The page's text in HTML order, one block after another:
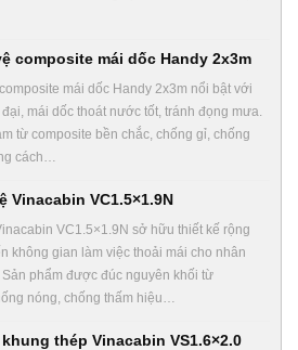
composite mái dốc Handy 2x3m
mái dốc Handy 2x3m nổi bật với
mái dốc thoát nước tốt, tránh đọng mưa.
từ composite bền chắc, chống gỉ, chống
cách…
Vinacabin VC1.5×1.9N
VC1.5×1.9N sở hữu thiết kế rộng
không gian làm việc thoải mái cho nhân
phẩm được đúc nguyên khối từ
nóng, chống thấm hiệu…
thép Vinacabin VS1.6×2.0